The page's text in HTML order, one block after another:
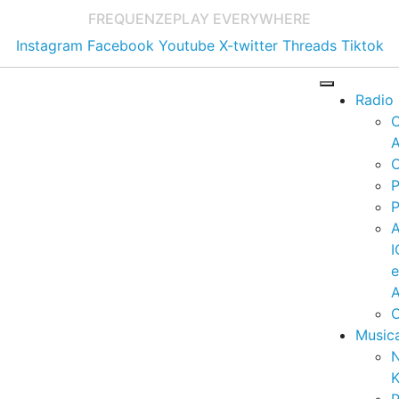
FREQUENZEPLAY EVERYWHERE
Instagram Facebook Youtube X-twitter Threads Tiktok
Radio
e